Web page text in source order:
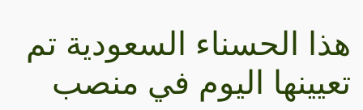
هذا الحسناء السعودية تم
تعيينها اليوم في منصب